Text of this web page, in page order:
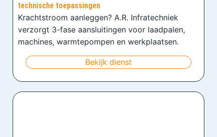
technische toepassingen
Krachtstroom aanleggen? A.R. Infratechniek
verzorgt 3-fase aansluitingen voor laadpalen,
machines, warmtepompen en werkplaatsen.
Bekijk dienst